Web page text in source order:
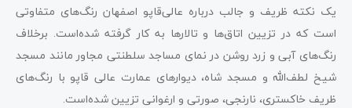
یک نکته ظریف و جالب درباره عالی‌قاپو اصفهان رنگ‌های متفاوتی
است که در تزیین اتاق‌ها و تالارها به کار گرفته شده‌است. برخلاف
رنگ‌های آبی و زرد روشن در نمای مساجد سلطنتی مجاور مانند مسجد
شیخ لطف‌الله و مسجد شاه، دیوارهای عمارت عالی قاپو با رنگ‌های
ظریف خاکستری، نارنجی، صورتی و ارغوانی تزیین شده‌است.